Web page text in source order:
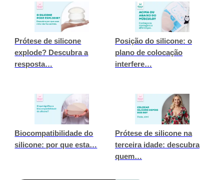
Prótese de silicone
explode? Descubra a
resposta…
Posição do silicone: o
plano de colocação
interfere…
Biocompatibilidade do
silicone: por que esta…
Prótese de silicone na
terceira idade: descubra
quem…